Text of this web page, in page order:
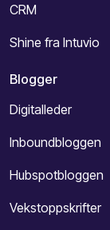
CRM
Shine fra Intuvio
Blogger
Digitalleder
Inboundbloggen
Hubspotbloggen
Vekstoppskrifter